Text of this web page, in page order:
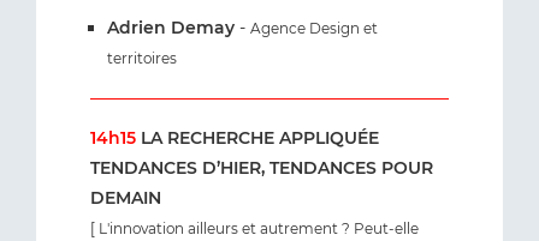
Adrien Demay - Agence Design et
territoires
14h15 LA RECHERCHE APPLIQUÉE
TENDANCES D’HIER, TENDANCES POUR
DEMAIN
[ L'innovation ailleurs et autrement ? Peut-elle